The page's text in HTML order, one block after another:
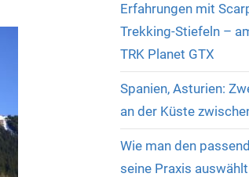
Erfahrungen mit
Trekking-Stiefeln –
TRK Planet GTX
Spanien, Asturien:
an der Küste
Wie man den
seine Praxis